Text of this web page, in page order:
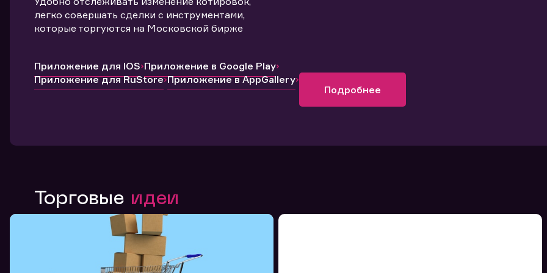
легко совершать сделки с инструментами,
которые торгуются на Московской бирже
Приложение для IOS Приложение в Google Play
Приложение для RuStore Приложение в AppGallery
Подробнее
Торговые идеи